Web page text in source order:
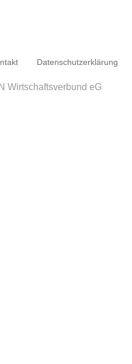
Datenschutzerklärung
Wirtschaftsverbund eG